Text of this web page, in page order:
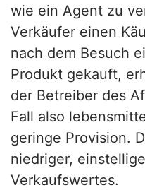
wie ein Agent zu
Verkäufer einen
nach dem Besuch
Produkt gekauft,
der Betreiber des
Fall also
geringe Provision.
niedriger,
Verkaufswertes.